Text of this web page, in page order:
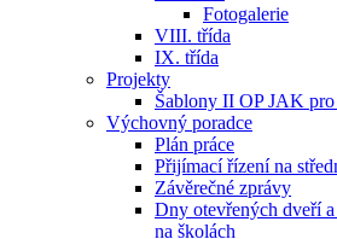
Fotogalerie
VIII. třída
IX. třída
Projekty
Šablony II OP JAK
Výchovný poradce
Plán práce
Přijímací řízení na
Závěrečné zprávy
Dny otevřených dveří
na školách